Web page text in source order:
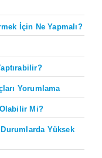
İçin Ne Yapmalı?
Yorumlama
Mi?
Durumlarda Yüksek